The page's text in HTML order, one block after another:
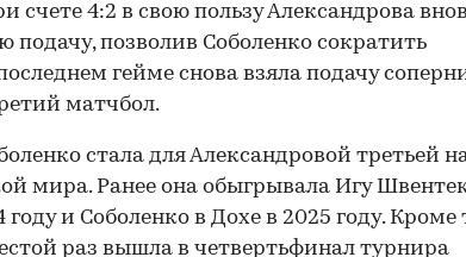
счете 4:2 в свою пользу Александрова
подачу, позволив Соболенко сократить
гейме снова взяла подачу
матчбол.
стала для Александровой третьей
мира. Ранее она обыгрывала Игу
и Соболенко в Дохе в 2025 году. Кроме
раз вышла в четвертьфинал турнира